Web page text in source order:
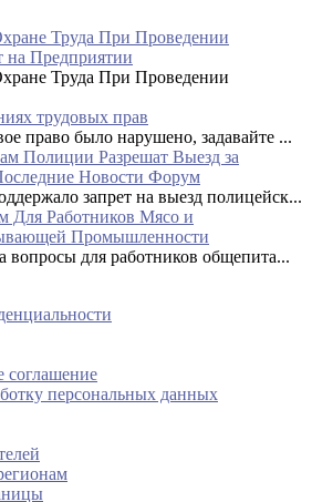
Труда При Проведении
на Предприятии
Труда При Проведении
трудовых прав
право было нарушено, задавайте ...
Полиции Разрешат Выезд за
Новости Форум
запрет на выезд полицейск...
Для Работников Мясо и
Промышленности
вопросы для работников общепита...
соглашение
персональных данных